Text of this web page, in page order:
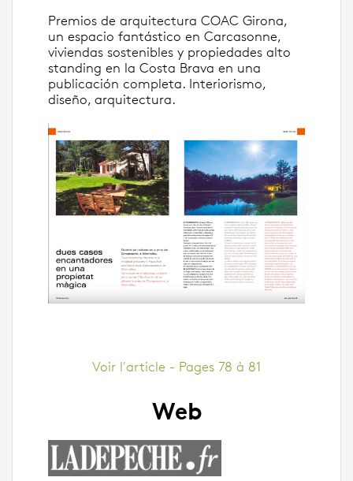
Premios de arquitectura COAC Girona,
un espacio fantástico en Carcasonne,
viviendas sostenibles y propiedades alto
standing en la Costa Brava en una
publicación completa. Interiorismo,
diseño, arquitectura.
Voir l'article - Pages 78 à 81
Web